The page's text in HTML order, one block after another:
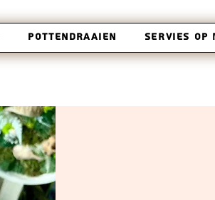
Pottendraaien Servies op